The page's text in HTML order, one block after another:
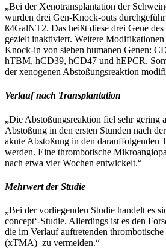
„Bei der Xenotransplantation der
wurden drei Gen-Knock-outs
ß4GalNT2. Das heißt diese drei Gene
gezielt inaktiviert. Weitere
Knock-in von sieben humanen Genen:
hTBM, hCD39, hCD47 und hEPCR.
der xenogenen Abstoßungsreaktion
Verlauf nach Transplantation
„Die Abstoßungsreaktion fiel sehr gering
Abstoßung in den ersten Stunden nach
akute Abstoßung in den darauffolgenden
werden. Eine thrombotische
nach etwa vier Wochen entwickelt.“
Mehrwert der Studie
„Bei der vorliegenden Studie handelt es
concept‘-Studie. Allerdings ist es den
die im Verlauf auftretenden
(xTMA) zu vermeiden.“